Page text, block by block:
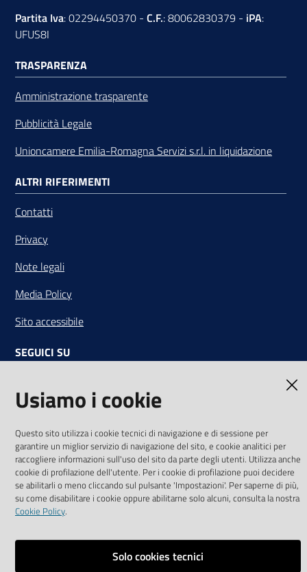
Partita Iva: 02294450370 - C.F.: 80062830379 - iPA:
UFUS8I
TRASPARENZA
Amministrazione trasparente
Pubblicità Legale
Unioncamere Emilia-Romagna Servizi s.r.l. in liquidazione
ALTRI RIFERIMENTI
Contatti
Privacy
Note legali
Media Policy
Sito accessibile
SEGUICI SU
Vai alla pagina
Area riservata
Dichiarazione di accessibilità
Mappa del sito
Usiamo i cookie
Questo sito utilizza i cookie tecnici di navigazione e di sessione per
garantire un miglior servizio di navigazione del sito, e cookie analitici per
raccogliere informazioni sull'uso del sito da parte degli utenti. Utilizza anche
cookie di profilazione dell'utente. Per i cookie di profilazione puoi decidere
se abilitarli o meno cliccando sul pulsante 'Impostazioni'. Per saperne di più,
su come disabilitare i cookie oppure abilitarne solo alcuni, consulta la nostra
Cookie Policy.
Solo cookies tecnici